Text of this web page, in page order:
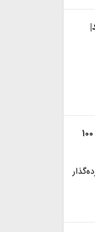
ثبت نام وام برای بارنشستگان و کارگران از امروز | چگونه وام ۱۰۰